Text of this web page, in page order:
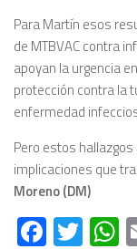
Para Martín esos
de MTBVAC contra
apoyan la urgencia
protección contra la
enfermedad
Pero estos
implicaciones que
Moreno (DM)